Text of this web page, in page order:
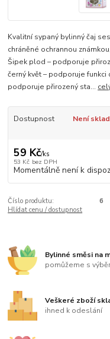
Kvalitní sypaný bylinný čaj
chráněné ochrannou
Šipek plod – podporuje
černý květ – podporuje
podporuje přirozený sta...
Dostupnost Není
59 Kč/ks
53 Kč bez DPH
Momentálně není k
Číslo produktu:
6
Hlídat cenu / dostupnost
Bylinné směsi na
pomůžeme s
Veškeré zboží
ihned k odeslání